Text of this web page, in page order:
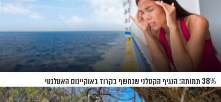
38% תמותה: הנגיף הקטלני שנחשף בקרוז באוקיינוס האטלנטי